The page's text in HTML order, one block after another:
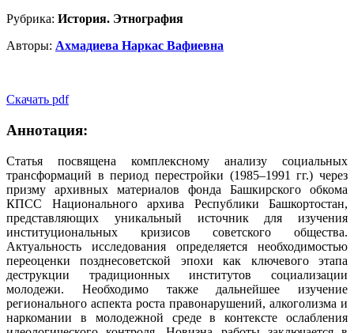
Рубрика: История. Этнография
Авторы: Ахмадиева Наркас Вафиевна
Скачать pdf
Аннотация:
Статья посвящена комплексному анализу социальных
трансформаций в период перестройки (1985–1991 гг.) через
призму архивных материалов фонда Башкирского обкома
КПСС Национального архива Республики Башкортостан,
представляющих уникальный источник для изучения
институциональных кризисов советского общества.
Актуальность исследования определяется необходимостью
переоценки позднесоветской эпохи как ключевого этапа
деструкции традиционных институтов социализации
молодежи. Необходимо также дальнейшее изучение
регионального аспекта роста правонарушений, алкоголизма и
наркомании в молодежной среде в контексте ослабления